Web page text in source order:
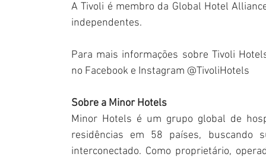
A Tivoli é membro da Global Hotel
independentes.
Para mais informações sobre Tivoli
no Facebook e Instagram @TivoliHotels
Sobre a Minor Hotels
Minor Hotels é um grupo global de
residências em 58 países, buscando
interconectado. Como proprietário,